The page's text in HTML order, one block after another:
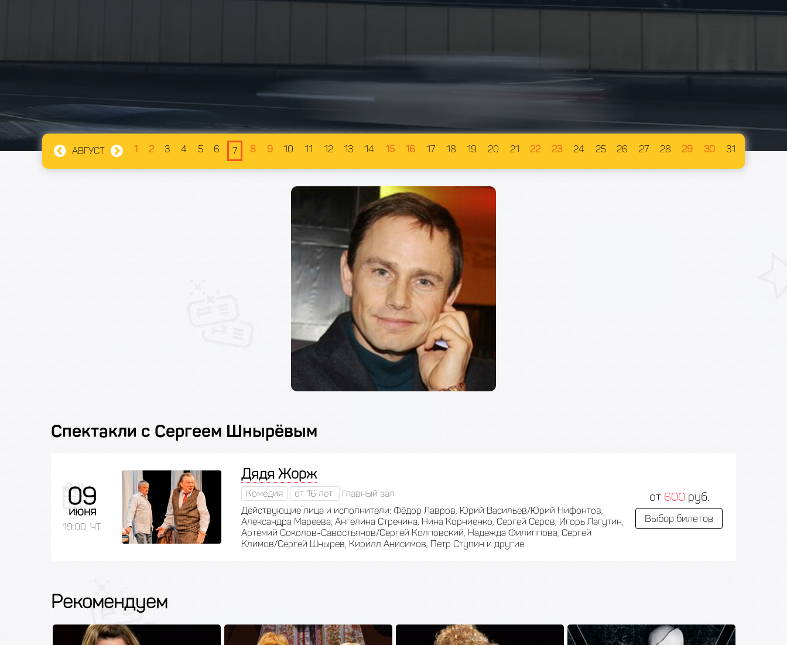
АВГУСТ 1 2 3 4 5 6 7 8 9 10 11 12 13 14 15 16 17 18 19 20 21 22 23 24 25 26 27 28 29 30 31
Спектакли с Сергеем Шнырёвым
09
июня
19:00, ЧТ
Дядя Жорж
Комедия от 16 лет
Главный зал
Действующие лица и исполнители: Фёдор Лавров, Юрий Васильев/Юрий Нифонтов,
Александра Мареева, Ангелина Стречина, Нина Корниенко, Сергей Серов, Игорь Лагутин,
Артемий Соколов-Савостьянов/Сергей Колповский, Надежда Филиппова, Сергей
Климов/Сергей Шнырёв, Кирилл Анисимов, Петр Ступин и другие.
от 600руб.
Выбор билетов
Рекомендуем